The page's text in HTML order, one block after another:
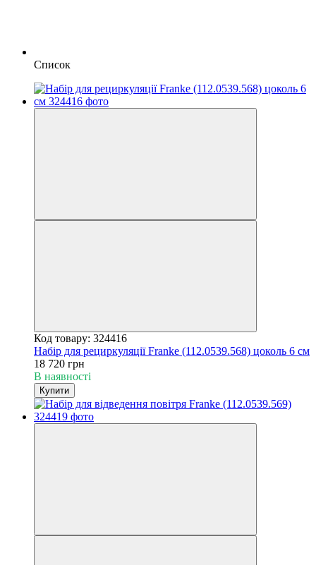
Список
Код товару: 324416
Набір для рециркуляції Franke (112.0539.568) цоколь 6 см
18 720 грн
В наявності
Купити